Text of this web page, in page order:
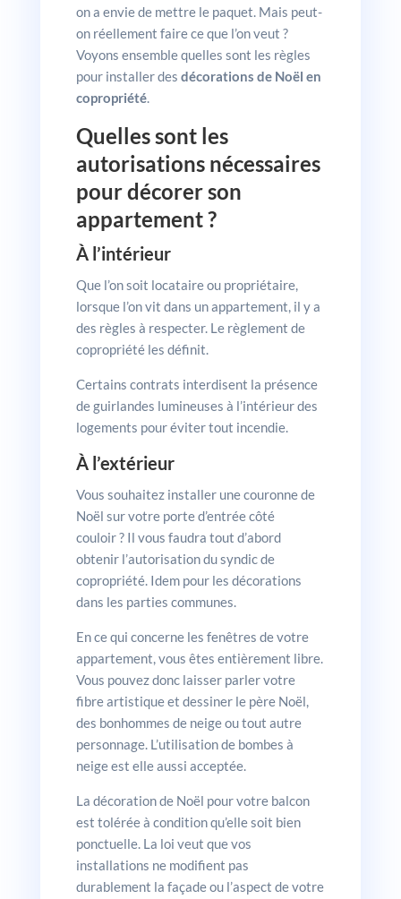
on a envie de mettre le paquet. Mais peut-
on réellement faire ce que l’on veut ?
Voyons ensemble quelles sont les règles
pour installer des décorations de Noël en
copropriété.
Quelles sont les
autorisations nécessaires
pour décorer son
appartement ?
À l’intérieur
Que l’on soit locataire ou propriétaire,
lorsque l’on vit dans un appartement, il y a
des règles à respecter. Le règlement de
copropriété les définit.
Certains contrats interdisent la présence
de guirlandes lumineuses à l’intérieur des
logements pour éviter tout incendie.
À l’extérieur
Vous souhaitez installer une couronne de
Noël sur votre porte d’entrée côté
couloir ? Il vous faudra tout d’abord
obtenir l’autorisation du syndic de
copropriété. Idem pour les décorations
dans les parties communes.
En ce qui concerne les fenêtres de votre
appartement, vous êtes entièrement libre.
Vous pouvez donc laisser parler votre
fibre artistique et dessiner le père Noël,
des bonhommes de neige ou tout autre
personnage. L’utilisation de bombes à
neige est elle aussi acceptée.
La décoration de Noël pour votre balcon
est tolérée à condition qu’elle soit bien
ponctuelle. La loi veut que vos
installations ne modifient pas
durablement la façade ou l’aspect de votre